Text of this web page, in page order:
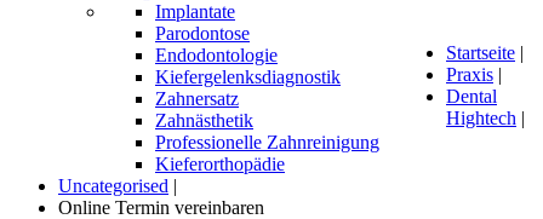
Implantate
Parodontose
Endodontologie
Kiefergelenksdiagnostik
Zahnersatz
Zahnästhetik
Professionelle Zahnreinigung
Kieferorthopädie
Startseite |
Praxis |
Dental
Hightech |
Uncategorised |
Online Termin vereinbaren